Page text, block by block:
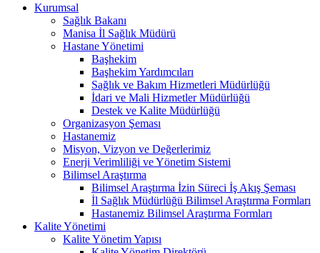
Kurumsal
Sağlık Bakanı
Manisa İl Sağlık Müdürü
Hastane Yönetimi
Başhekim
Başhekim Yardımcıları
Sağlık ve Bakım Hizmetleri Müdürlüğü
İdari ve Mali Hizmetler Müdürlüğü
Destek ve Kalite Müdürlüğü
Organizasyon Şeması
Hastanemiz
Misyon, Vizyon ve Değerlerimiz
Enerji Verimliliği ve Yönetim Sistemi
Bilimsel Araştırma
Bilimsel Araştırma İzin Süreci İş Akış Şeması
İl Sağlık Müdürlüğü Bilimsel Araştırma Formları
Hastanemiz Bilimsel Araştırma Formları
Kalite Yönetimi
Kalite Yönetim Yapısı